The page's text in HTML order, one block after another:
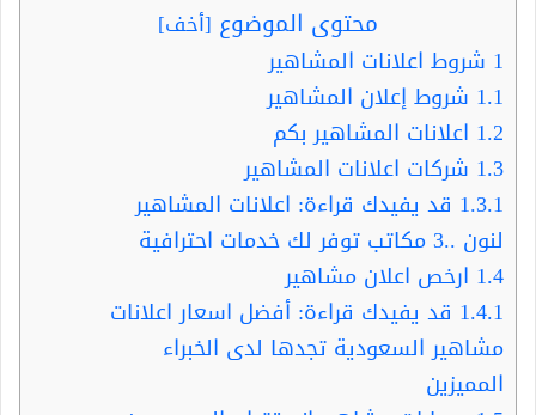
محتوى الموضوع [أخف]
1 شروط اعلانات المشاهير
1.1 شروط إعلان المشاهير
1.2 اعلانات المشاهير بكم
1.3 شركات اعلانات المشاهير
1.3.1 قد يفيدك قراءة: اعلانات المشاهير
لنون ..3 مكاتب توفر لك خدمات احترافية
1.4 ارخص اعلان مشاهير
1.4.1 قد يفيدك قراءة: أفضل اسعار اعلانات
مشاهير السعودية تجدها لدى الخبراء
المميزين